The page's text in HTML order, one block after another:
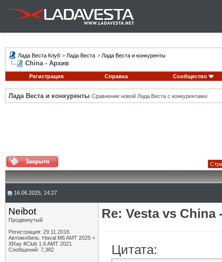
Лада Веста Клуб > Лада Веста > Лада Веста и конкуренты
China - Архив
Регистрация Справка Сообщество
Лада Веста и конкуренты Сравнение новой Лада Веста с конкурентами.
16.06.2025, 14:27
Neibot
Продвинутый
Регистрация: 29.11.2016
Автомобиль: Haval M6 AMT 2025 +
XRay #Club 1.6 AMT 2021
Сообщений: 7,382
Re: Vesta vs China
Цитата: